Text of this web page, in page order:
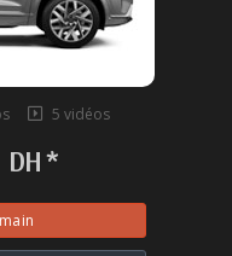
5 vidéos
DH *